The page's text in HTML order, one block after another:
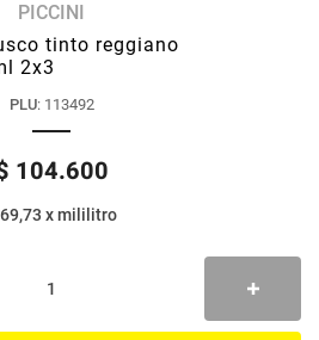
PICCINI
tinto reggiano
2x3
PLU: 113492
104.600
xmililitro